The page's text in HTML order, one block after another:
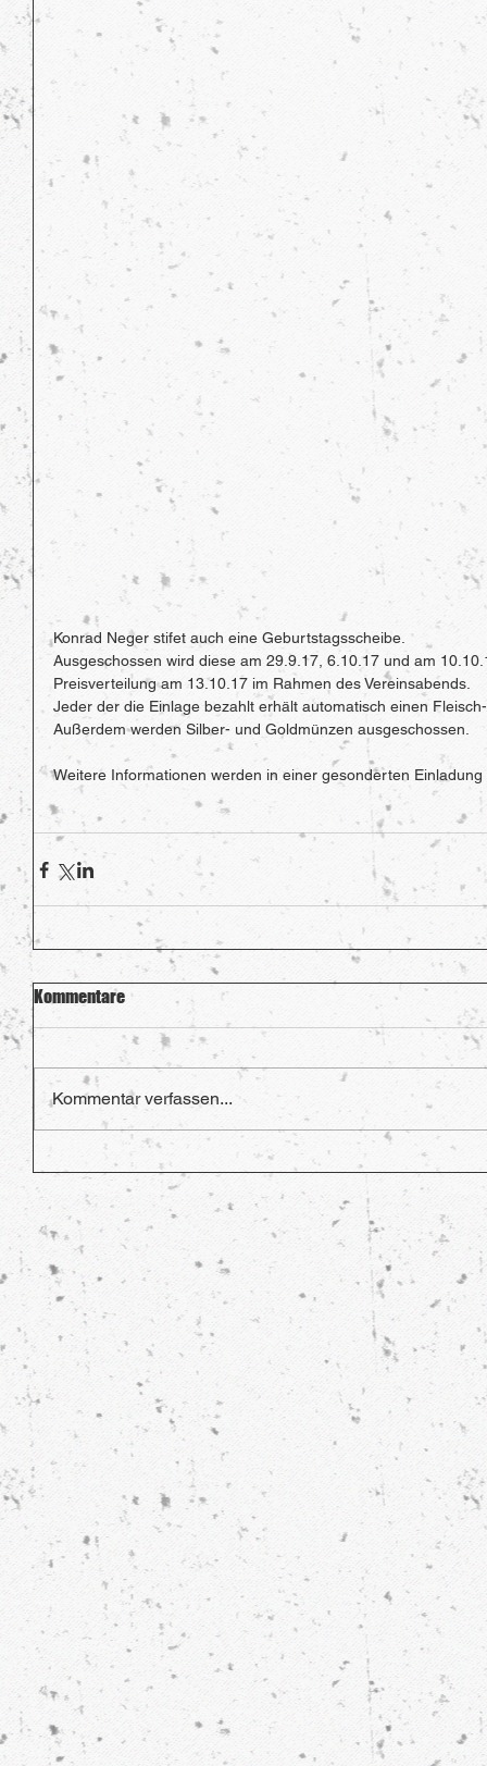
Konrad Neger stifet auch eine Geburtstagsscheibe.
Ausgeschossen wird diese am 29.9.17, 6.10.17 und am
Preisverteilung am 13.10.17 im Rahmen des Vereinsabends.
Jeder der die Einlage bezahlt erhält automatisch einen
Außerdem werden Silber- und Goldmünzen ausgeschossen.
Weitere Informationen werden in einer gesonderten
Kommentare
Kommentar verfassen...